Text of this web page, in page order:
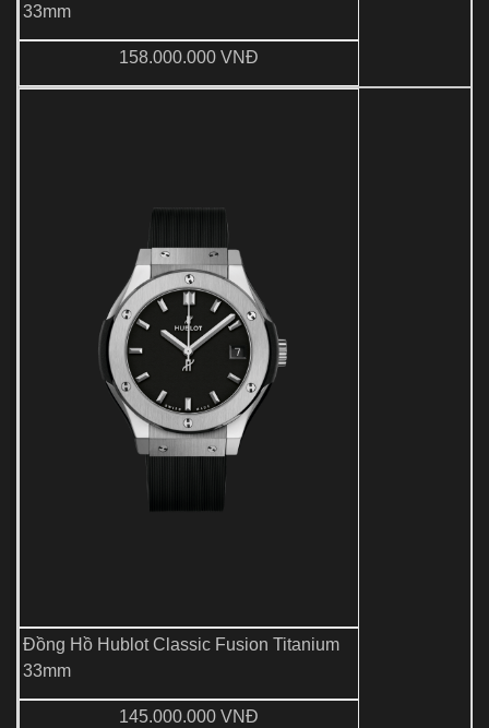
33mm
158.000.000 VNĐ
Đồng Hồ Hublot Classic Fusion Titanium
33mm
145.000.000 VNĐ